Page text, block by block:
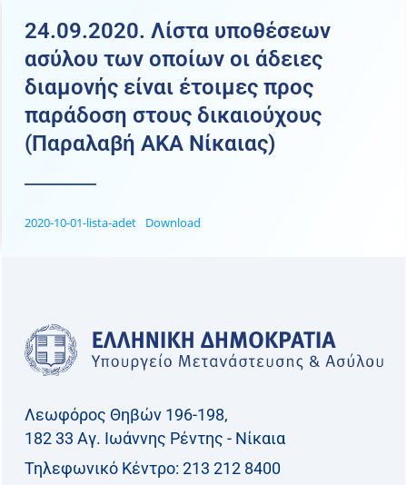
24.09.2020. Λίστα υποθέσεων
ασύλου των οποίων οι άδειες
διαμονής είναι έτοιμες προς
παράδοση στους δικαιούχους
(Παραλαβή ΑΚΑ Νίκαιας)
2020-10-01-lista-adet Download
Λεωφόρος Θηβών 196-198,
182 33 Aγ. Ιωάννης Ρέντης - Νίκαια
Τηλεφωνικό Kέντρο: 213 212 8400